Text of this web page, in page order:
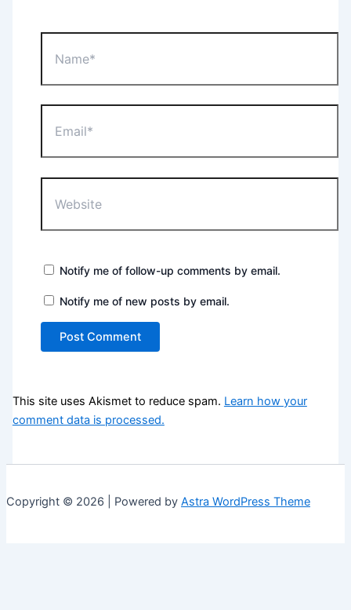
Notify me of follow-up comments by email.
Notify me of new posts by email.
This site uses Akismet to reduce spam. Learn how your
comment data is processed.
Copyright © 2026 | Powered by Astra WordPress Theme